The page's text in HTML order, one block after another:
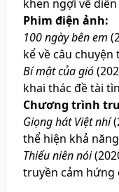
khen ngợi về
Phim điện ảnh:
100 ngày bên em
kể về câu
Bí mật của gió
khai thác đề tài
Chương trình
Giọng hát Việt nhí
thể hiện khả
Thiếu niên nói
truyền cảm hứng